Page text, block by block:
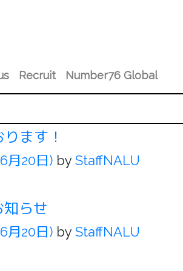
Recruit Number76 Global
ます！
月20日) by StaffNALU
らせ
月20日) by StaffNALU